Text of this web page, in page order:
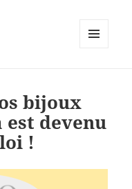
bijoux
est devenu
!